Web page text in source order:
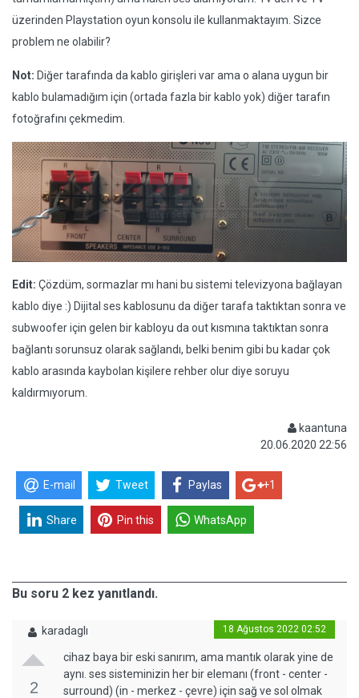
üzerinden Playstation oyun konsolu ile kullanmaktayım. Sizce
problem ne olabilir?
Not: Diğer tarafında da kablo girişleri var ama o alana uygun bir
kablo bulamadığım için (ortada fazla bir kablo yok) diğer tarafın
fotoğrafını çekmedim.
Edit: Çözdüm, sormazlar mı hani bu sistemi televizyona bağlayan
kablo diye :) Dijital ses kablosunu da diğer tarafa taktıktan sonra ve
subwoofer için gelen bir kabloyu da out kısmına taktıktan sonra
bağlantı sorunsuz olarak sağlandı, belki benim gibi bu kadar çok
kablo arasında kaybolan kişilere rehber olur diye soruyu
kaldırmıyorum.
kaantuna
20.06.2020 22:56
E-mail Tweet Paylas +1
Share Pin this WhatsApp
Bu soru 2 kez yanıtlandı.
karadaglı 18 Ağustos 2022 02:52
2
cihaz baya bir eski sanırım, ama mantık olarak yine de
aynı. ses sisteminizin her bir elemanı (front - center -
surround) (in - merkez - çevre) için sağ ve sol olmak